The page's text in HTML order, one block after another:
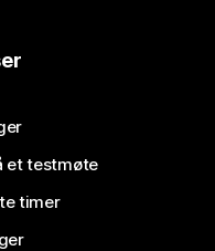
et testmøte
timer